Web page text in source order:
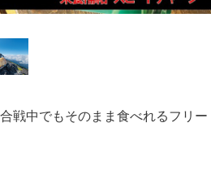
戦中でもそのまま食べれるフリー